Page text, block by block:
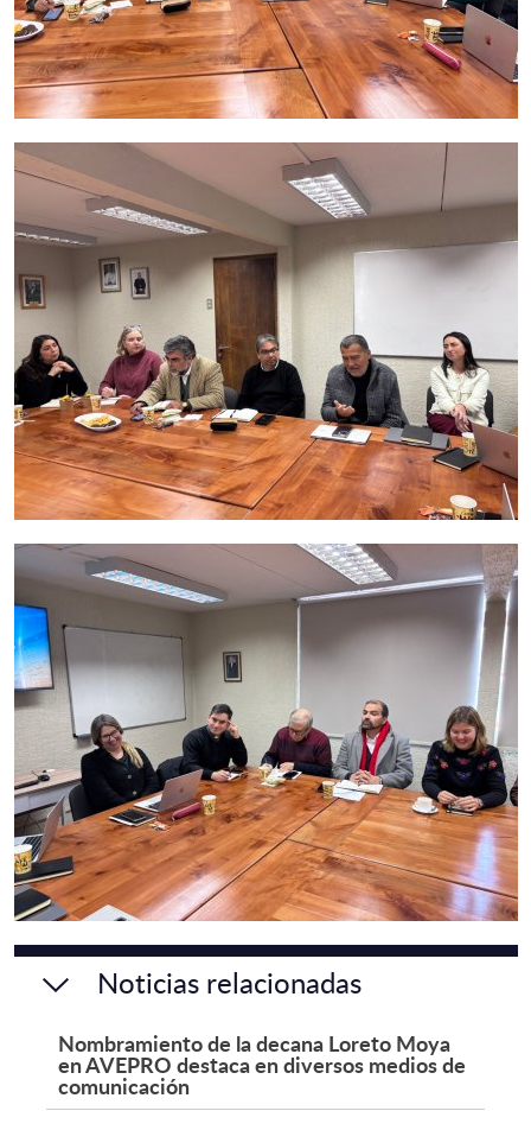
Noticias relacionadas
Nombramiento de la decana Loreto Moya
en AVEPRO destaca en diversos medios de
comunicación